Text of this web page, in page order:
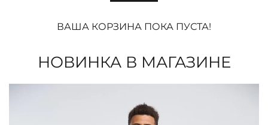
ВАША КОРЗИНА ПОКА ПУСТА!
НОВИНКА В МАГАЗИНЕ